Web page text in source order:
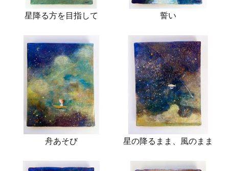
星降る方を目指して 誓い
舟あそび 星の降るまま、風のまま